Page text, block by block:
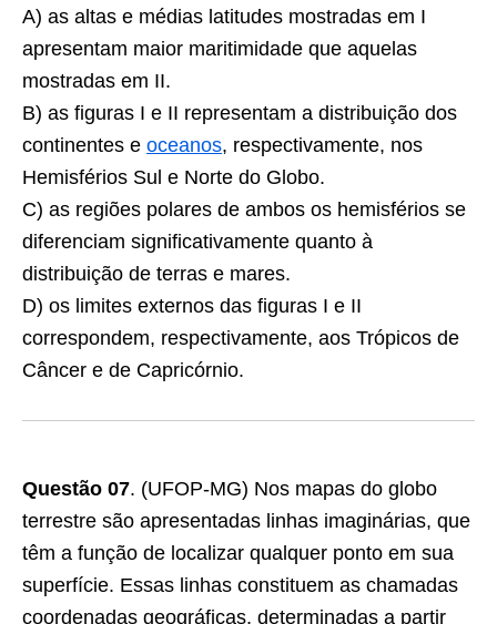
A) as altas e médias latitudes mostradas em I
apresentam maior maritimidade que aquelas
mostradas em II.
B) as figuras I e II representam a distribuição dos
continentes e oceanos, respectivamente, nos
Hemisférios Sul e Norte do Globo.
C) as regiões polares de ambos os hemisférios se
diferenciam significativamente quanto à
distribuição de terras e mares.
D) os limites externos das figuras I e II
correspondem, respectivamente, aos Trópicos de
Câncer e de Capricórnio.
Questão 07. (UFOP-MG) Nos mapas do globo
terrestre são apresentadas linhas imaginárias, que
têm a função de localizar qualquer ponto em sua
superfície. Essas linhas constituem as chamadas
coordenadas geográficas, determinadas a partir